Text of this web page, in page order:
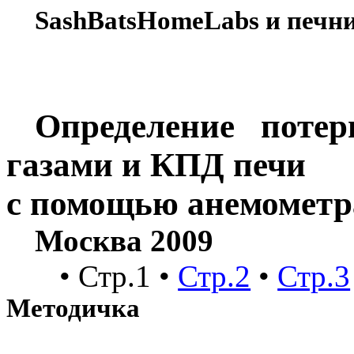
SashBatsHomeLabs и
Определение
газами и КПД печи
с помощью
Москва 2009
• Стр.1 • Стр.2 • Стр.3
Методичка